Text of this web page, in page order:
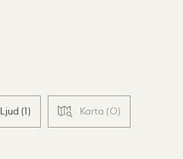
Ljud (1) Karta (0)